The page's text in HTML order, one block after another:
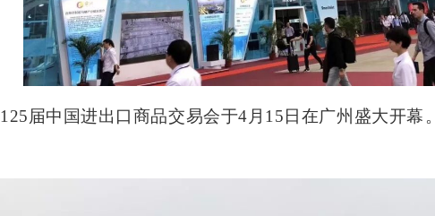
125届中国进出口商品交易会于4 月 15日在广州盛大开幕。